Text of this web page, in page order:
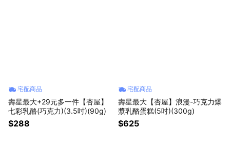
宅配商品
壽星最大+29元多一件【杏屋】
七彩乳酪(巧克力)(3.5吋)(90g)
$288
宅配商品
壽星最大【杏屋】浪漫-巧克力爆
漿乳酪蛋糕(5吋)(300g)
$625